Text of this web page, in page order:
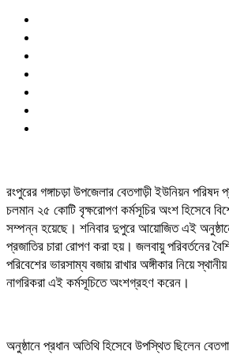
রংপুরের গঙ্গাচড়া উপজেলার বেতগাড়ী ইউনিয়ন পরিষদ
চলমান ২৫ কোটি বৃক্ষরোপণ কর্মসূচির অংশ হিসেবে
সম্পন্ন হয়েছে। শনিবার দুপুরে আয়োজিত এই
প্রজাতির চারা রোপণ করা হয়। জলবায়ু পরিবর্তনের
পরিবেশের ভারসাম্য বজায় রাখার অঙ্গীকার নিয়ে
নাগরিকরা এই কর্মসূচিতে অংশগ্রহণ করেন।
অনুষ্ঠানে প্রধান অতিথি হিসেবে উপস্থিত ছিলেন